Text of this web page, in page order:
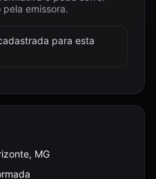
emissora.
para esta
MG